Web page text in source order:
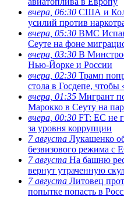
вчера, 06:30 США и
усилий против
вчера, 05:30 ВМС
Сеуте на фоне
вчера, 03:30 В
Нью-Йорке и России
вчера, 02:30 Трамп
стола в Госдепе, чтобы
вчера, 01:35 Мигрант
Марокко в Сеуту на
вчера, 00:30 FT: ЕС не
за уровня коррупции
7 августа Лукашенко
безвизового режима с
7 августа На башню
вернут утраченную
7 августа Литовец
попытке попасть в